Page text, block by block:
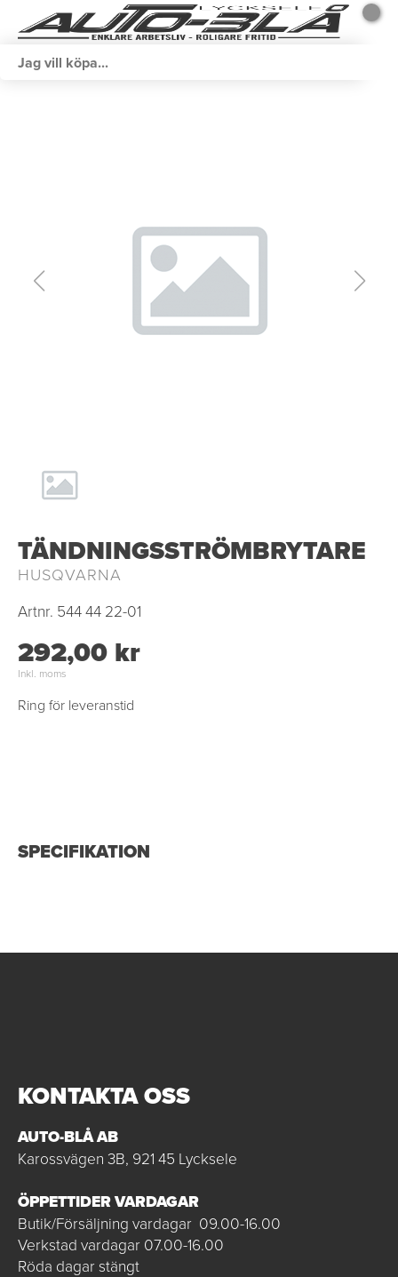
TÄNDNINGSSTRÖMBRYTARE
HUSQVARNA
Artnr. 544 44 22-01
292,00 kr
Inkl. moms
Ring för leveranstid
SPECIFIKATION
KONTAKTA OSS
AUTO-BLÅ AB
Karossvägen 3B, 921 45 Lycksele
ÖPPETTIDER VARDAGAR
Butik/Försäljning vardagar 09.00-16.00
Verkstad vardagar 07.00-16.00
Röda dagar stängt